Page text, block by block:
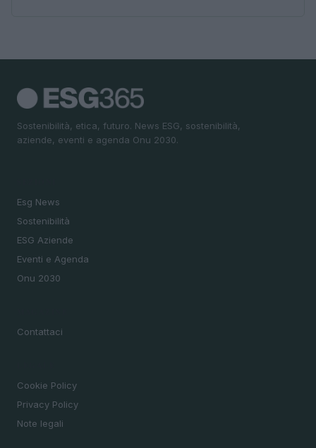
Sostenibilità, etica, futuro. News ESG, sostenibilità,
aziende, eventi e agenda Onu 2030.
Esg News
Sostenibilità
ESG Aziende
Eventi e Agenda
Onu 2030
Contattaci
Cookie Policy
Privacy Policy
Note legali